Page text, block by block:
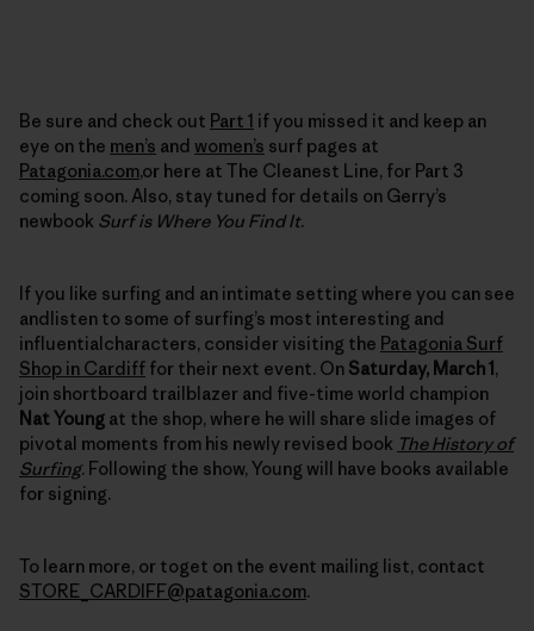
Be sure and check out Part 1 if you missed it and keep an
eye on the men’s and women’s surf pages at
Patagonia.com,or here at The Cleanest Line, for Part 3
coming soon. Also, stay tuned for details on Gerry’s
newbook Surf is Where You Find It.
If you like surfing and an intimate setting where you can see
andlisten to some of surfing’s most interesting and
influentialcharacters, consider visiting the Patagonia Surf
Shop in Cardiff for their next event. On Saturday, March 1,
join shortboard trailblazer and five-time world champion
Nat Young at the shop, where he will share slide images of
pivotal moments from his newly revised book The History of
Surfing. Following the show, Young will have books available
for signing.
To learn more, or toget on the event mailing list, contact
STORE_CARDIFF@patagonia.com.